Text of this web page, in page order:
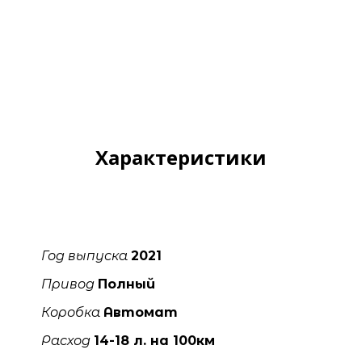
Характеристики
Год выпуска2021
Привод Полный
Коробка Автомат
Расход 14-18 л. на 100км